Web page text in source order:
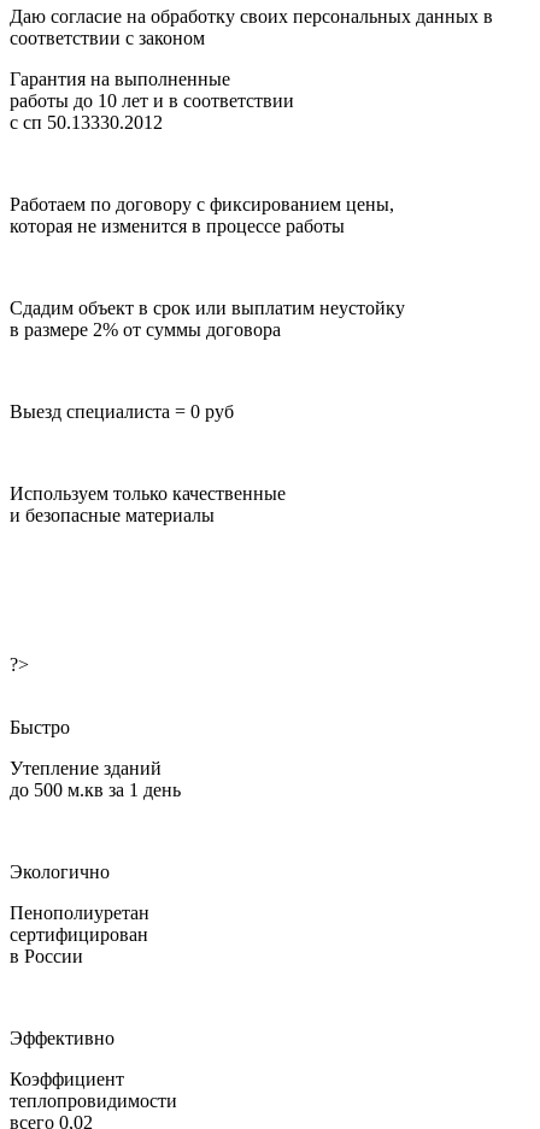
Даю согласие на обработку своих персональных данных в
соответствии с законом
Гарантия на выполненные
работы до 10 лет и в соответствии
с сп 50.13330.2012
Работаем по договору с фиксированием цены,
которая не изменится в процессе работы
Сдадим объект в срок или выплатим неустойку
в размере 2% от суммы договора
Выезд специалиста = 0 руб
Используем только качественные
и безопасные материалы
?>
Быстро
Утепление зданий
до 500 м.кв за 1 день
Экологично
Пенополиуретан
сертифицирован
в России
Эффективно
Коэффициент
теплопровидимости
всего 0,02